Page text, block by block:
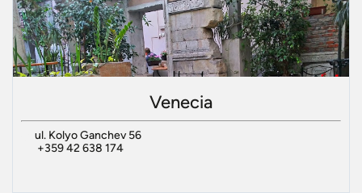
Venecia
ul. Kolyo Ganchev 56
+359 42 638 174